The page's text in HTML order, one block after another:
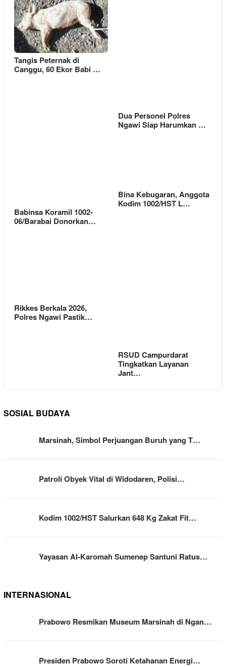
Tangis Peternak di
Canggu, 60 Ekor Babi …
Dua Personel Polres
Ngawi Siap Harumkan …
Babinsa Koramil 1002-
06/Barabai Donorkan…
Bina Kebugaran, Anggota
Kodim 1002/HST L…
Rikkes Berkala 2026,
Polres Ngawi Pastik…
RSUD Campurdarat
Tingkatkan Layanan
Jant…
SOSIAL BUDAYA
Marsinah, Simbol Perjuangan Buruh yang T…
Patroli Obyek Vital di Widodaren, Polisi…
Kodim 1002/HST Salurkan 648 Kg Zakat Fit…
Yayasan Al-Karomah Sumenep Santuni Ratus…
INTERNASIONAL
Prabowo Resmikan Museum Marsinah di Ngan…
Presiden Prabowo Soroti Ketahanan Energi…